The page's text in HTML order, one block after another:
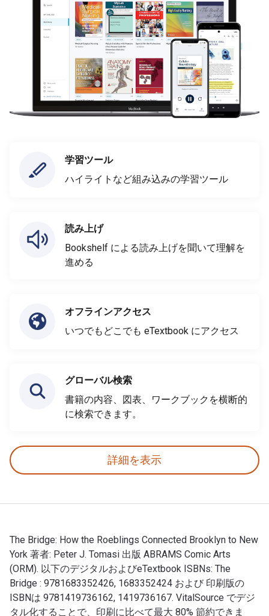
学習ツール
ハイライトなど組み込みの学習ツール
読み上げ
Bookshelf による読み上げを聞いて理解を
進める
オフラインアクセス
いつでもどこでも eTextbook にアクセス
グローバル検索
書籍の内容、図表、ワークブックを横断的
に検索できます。
詳細を表示
The Bridge: How the Roeblings Connected Brooklyn to New
York 著者: Peter J. Tomasi 出版 ABRAMS Comic Arts
(ORM). 以下のデジタルおよびeTextbook ISBNs: The
Bridge : 9781683352426, 1683352424 および 印刷版の
ISBNは 9781419736162, 1419736167. VitalSource でデジ
タル化することで、印刷に比べて最大 80% 節約できま